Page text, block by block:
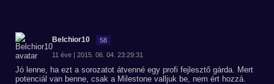
Belchior10 58
11 éve | 2015. 06. 04. 23:29:31
Jó lenne, ha ezt a sorozatot átvenné egy profi fejlesztő gárda. Mert
potenciál van benne, csak a Milestone valljuk be, nem ért hozzá.